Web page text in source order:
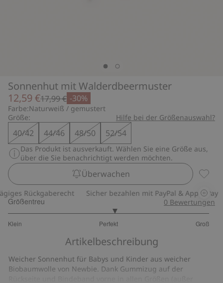
Sonnenhut mit Walderdbeermuster
12,59 €17,99 € -30%
Farbe:Naturweiß / gemustert
Größe:
Hilfe bei der Größenauswahl?
40/42 44/46 48/50 52/54
Das Produkt ist ausverkauft. Wählen Sie eine Größe aus,
über die Sie benachrichtigt werden möchten.
Überwachen
Rückgaberecht Sicher bezahlen mit PayPal & Apple Pay
Größentreu
Klein Perfekt Groß
von
18
Bewertungen
0 Bewertungen
Artikelbeschreibung
Weicher Sonnenhut für Babys und Kinder aus weicher
Biobaumwolle von Newbie. Dank Gummizug auf der